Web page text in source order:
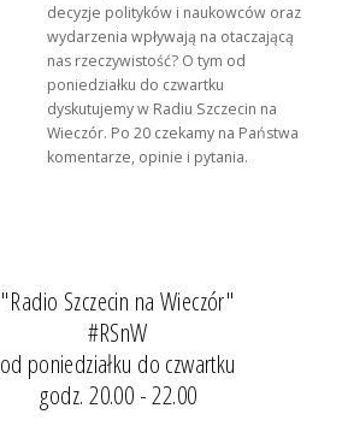
decyzje polityków i naukowców oraz
wydarzenia wpływają na otaczającą
nas rzeczywistość? O tym od
poniedziałku do czwartku
dyskutujemy w Radiu Szczecin na
Wieczór. Po 20 czekamy na Państwa
komentarze, opinie i pytania.
"Radio Szczecin na Wieczór"
#RSnW
od poniedziałku do czwartku
godz. 20.00 - 22.00